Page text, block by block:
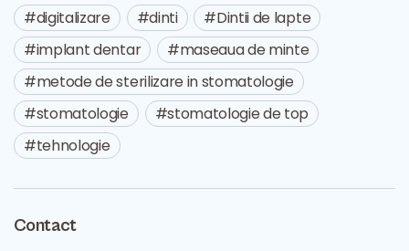
digitalizare
dinti
Dintii de lapte
implant dentar
maseaua de minte
metode de sterilizare in stomatologie
stomatologie
stomatologie de top
tehnologie
Contact